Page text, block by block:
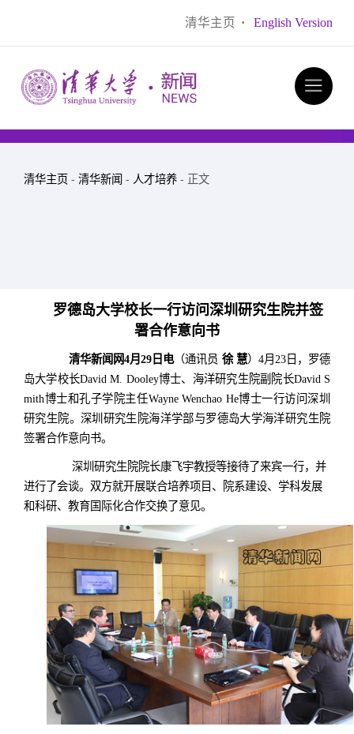
清华主页 · English Version
清华主页 - 清华新闻 - 人才培养 - 正文
罗德岛大学校长一行访问深圳研究生院并签
署合作意向书
清华新闻网4月29日电（通讯员 徐 慧）4月23日，罗德
岛大学校长David M. Dooley博士、海洋研究生院副院长David S
mith博士和孔子学院主任Wayne Wenchao He博士一行访问深圳
研究生院。深圳研究生院海洋学部与罗德岛大学海洋研究生院
签署合作意向书。
深圳研究生院院长康飞宇教授等接待了来宾一行，并
进行了会谈。双方就开展联合培养项目、院系建设、学科发展
和科研、教育国际化合作交换了意见。